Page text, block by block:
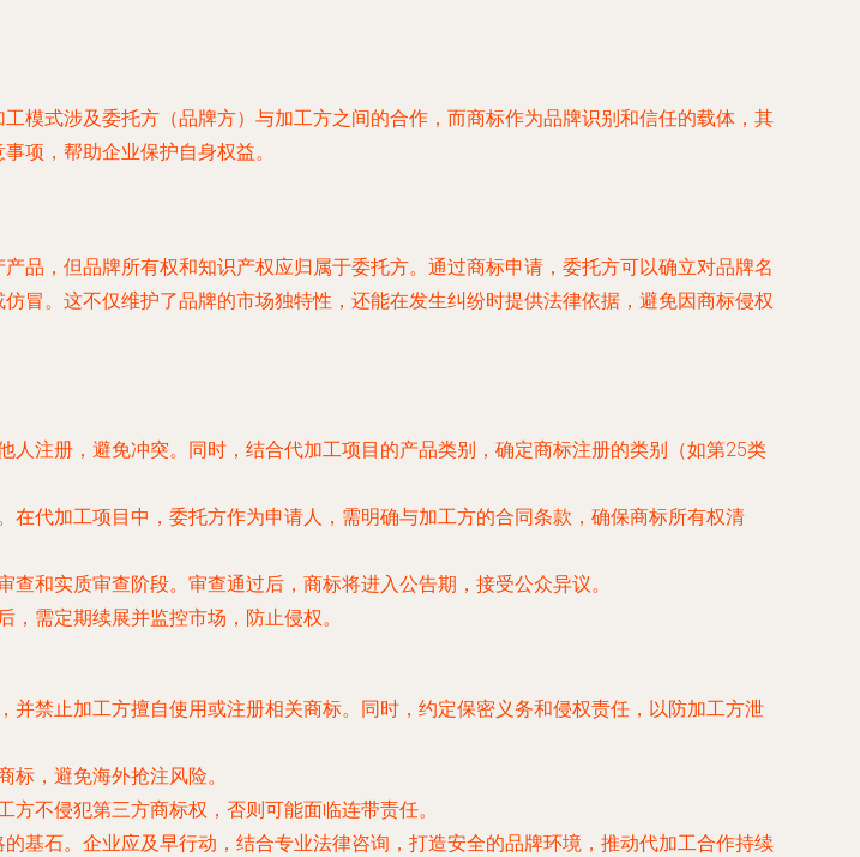
模式涉及委托方（品牌方）与加工方之间的合作，而商标作为品牌识别和信任的载体，其
项，帮助企业保护自身权益。
品，但品牌所有权和知识产权应归属于委托方。通过商标申请，委托方可以确立对品牌名
冒。这不仅维护了品牌的市场独特性，还能在发生纠纷时提供法律依据，避免因商标侵权
注册，避免冲突。同时，结合代加工项目的产品类别，确定商标注册的类别（如第25类
代加工项目中，委托方作为申请人，需明确与加工方的合同条款，确保商标所有权清
和实质审查阶段。审查通过后，商标将进入公告期，接受公众异议。
需定期续展并监控市场，防止侵权。
禁止加工方擅自使用或注册相关商标。同时，约定保密义务和侵权责任，以防加工方泄
，避免海外抢注风险。
不侵犯第三方商标权，否则可能面临连带责任。
基石。企业应及早行动，结合专业法律咨询，打造安全的品牌环境，推动代加工合作持续